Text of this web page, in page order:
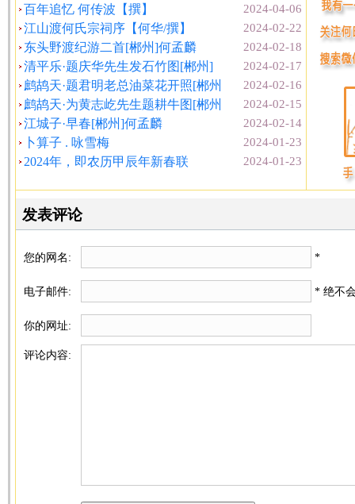
2024-04-06
百年追忆 何传波【撰】
2024-02-22
江山渡何氏宗祠序【何华/撰】
2024-02-18
东头野渡纪游二首[郴州]何孟麟
2024-02-17
清平乐·题庆华先生发石竹图[郴州]
2024-02-16
鹧鸪天·题君明老总油菜花开照[郴州
2024-02-15
鹧鸪天·为黄志屹先生题耕牛图[郴州
2024-02-14
江城子·早春[郴州]何孟麟
2024-01-23
卜算子 . 咏雪梅
2024-01-23
2024年，即农历甲辰年新春联
发表评论
您的网名: *
电子邮件: * 绝不
你的网址:
评论内容: